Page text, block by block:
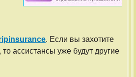
. Если вы захотите
, то ассистансы уже будут другие